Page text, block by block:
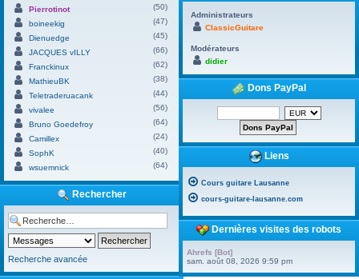
Pierrotinot
(50)
boineekig
(47)
Dienuedge
(45)
JACQUES vILLY
(66)
Franckinux
(62)
MathieuBK
(38)
Teletraderuacank
(44)
vivalee
(56)
Bruno Goedefroy
(64)
Camillex
(24)
SophK
(40)
wsuemnick
(64)
Rechercher
Recherche avancée
Administrateurs
ClassicGuitare
Modérateurs
didier
Dons PayPal
Liens
Cours guitare Lausanne
cours-guitare-lausanne.com
Dernières visites des robots
Ahrefs [Bot]
sam. août 08, 2026 9:59 pm